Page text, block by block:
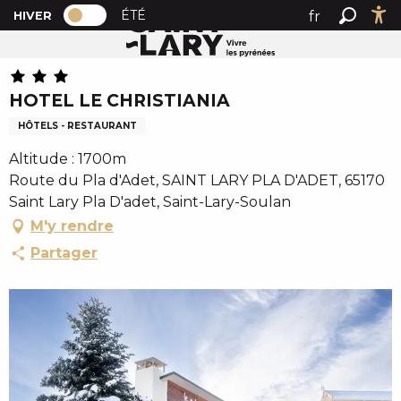
A
l
e
r
a
c
o
n
t
e
u
PAGE D’ACCUEIL ACTUELLE HIVER : PASSER EN MODE
HIVER PAGE D’ACCUEIL ACTUELLE HIVER :
ÉTÉ
fr
Accueil HOTEL LE CHRISTIANIA
HOTEL LE CHRISTIANIA
HÔTELS - RESTAURANT
Altitude : 1700m
Route du Pla d'Adet, SAINT LARY PLA D'ADET, 65170
Saint Lary Pla D'adet, Saint-Lary-Soulan
M'y rendre
Partager